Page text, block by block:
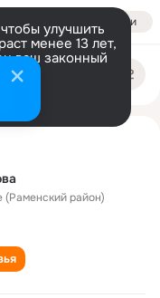
Войти
улучшить
менее 13 лет,
ваш законный
(Раменский район)